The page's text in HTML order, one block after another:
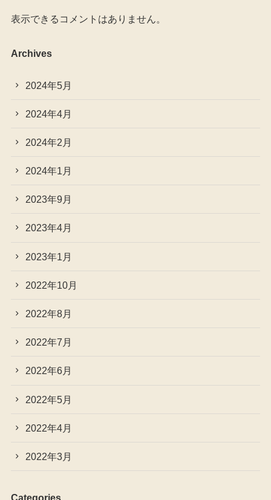
表示できるコメントはありません。
Archives
2024年5月
2024年4月
2024年2月
2024年1月
2023年9月
2023年4月
2023年1月
2022年10月
2022年8月
2022年7月
2022年6月
2022年5月
2022年4月
2022年3月
Categories